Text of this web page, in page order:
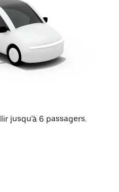
jusqu'à 6 passagers.